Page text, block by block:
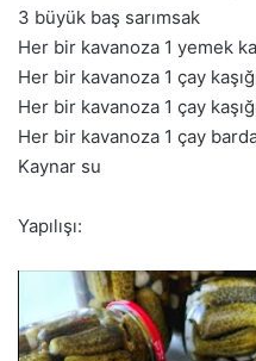
3 büyük baş sarımsak
Her bir kavanoza 1 yemek
Her bir kavanoza 1 çay
Her bir kavanoza 1 çay
Her bir kavanoza 1 çay
Kaynar su
Yapılışı: